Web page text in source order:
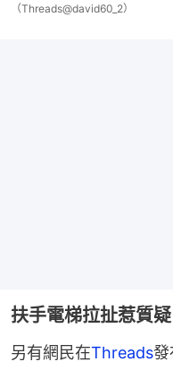
（Threads@david60_2）
扶手電梯拉扯惹質疑
另有網民在Threads發